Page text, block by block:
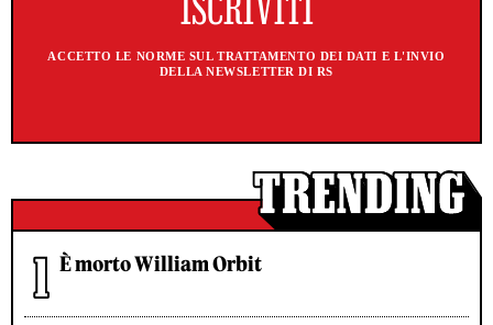
ACCETTO LE NORME SUL TRATTAMENTO DEI DATI E L'INVIO
DELLA NEWSLETTER DI RS
È morto William Orbit